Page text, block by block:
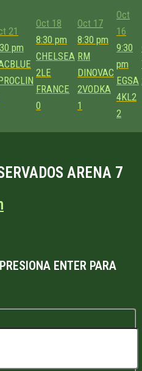
21
pm
Oct 18
8:30 pm
CHELSEA
2LE
FRANCE
0
Oct 17
8:30 pm
RM
DINOVAC
2VODKA
1
Oct
16
9:30
pm
EGSA
4KL2
2
ARENA 7
ENTER PARA